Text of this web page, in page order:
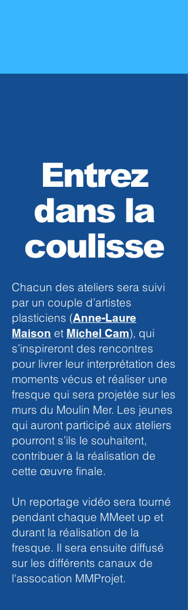
Entrez
dans la
coulisse
Chacun des ateliers sera suivi
par un couple d’artistes
plasticiens (Anne-Laure
Maison et Michel Cam), qui
s’inspireront des rencontres
pour livrer leur interprétation des
moments vécus et réaliser une
fresque qui sera projetée sur les
murs du Moulin Mer. Les jeunes
qui auront participé aux ateliers
pourront s’ils le souhaitent,
contribuer à la réalisation de
cette œuvre finale.
Un reportage vidéo sera tourné
pendant chaque MMeet up et
durant la réalisation de la
fresque. Il sera ensuite diffusé
sur les différents canaux de
l'assocation MMProjet.